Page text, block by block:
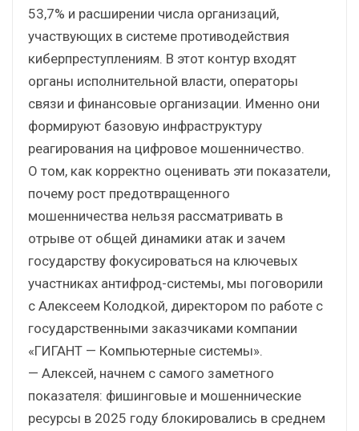
53,7% и расширении числа организаций,
участвующих в системе противодействия
киберпреступлениям. В этот контур входят
органы исполнительной власти, операторы
связи и финансовые организации. Именно они
формируют базовую инфраструктуру
реагирования на цифровое мошенничество.
О том, как корректно оценивать эти показатели,
почему рост предотвращенного
мошенничества нельзя рассматривать в
отрыве от общей динамики атак и зачем
государству фокусироваться на ключевых
участниках антифрод-системы, мы поговорили
с Алексеем Колодкой, директором по работе с
государственными заказчиками компании
«ГИГАНТ — Компьютерные системы».
— Алексей, начнем с самого заметного
показателя: фишинговые и мошеннические
ресурсы в 2025 году блокировались в среднем